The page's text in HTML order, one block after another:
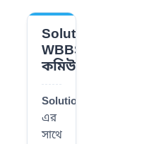
Solution
WBBSE
কমিউনিটি
SolutionWBBSE
এর
সাথে